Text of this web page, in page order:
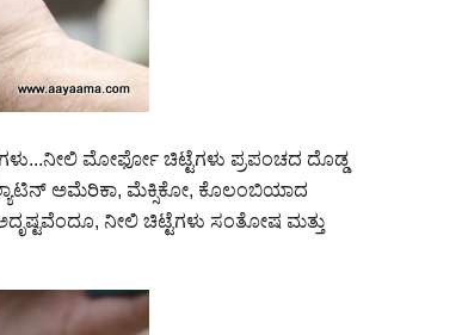
ಮೋರ್ಫೋ ಚಿಟ್ಟೆಗಳು ಪ್ರಪಂಚದ ದೊಡ್ಡ
ಲ್ಯಾಟಿನ್ ಅಮೆರಿಕಾ, ಮೆಕ್ಸಿಕೋ, ಕೊಲಂಬಿಯಾದ
ನೀಲಿ ಚಿಟ್ಟೆಗಳು ಸಂತೋಷ ಮತ್ತು